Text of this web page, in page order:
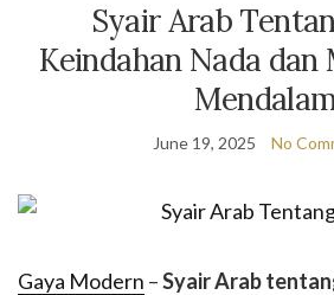
Syair Arab
Keindahan Nada dan
June 19, 2025 No
Gaya Modern –Syair Arab